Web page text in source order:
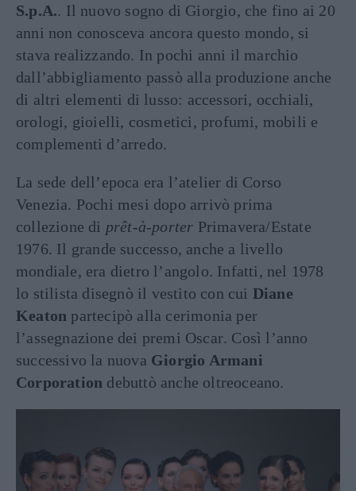
S.p.A.. Il nuovo sogno di Giorgio, che fino ai 20
anni non conosceva ancora questo mondo, si
stava realizzando. In pochi anni il marchio
dall’abbigliamento passò alla produzione anche
di altri elementi di lusso: accessori, occhiali,
orologi, gioielli, cosmetici, profumi, mobili e
complementi d’arredo.
La sede dell’epoca era l’atelier di Corso
Venezia. Pochi mesi dopo arrivò prima
collezione di prêt-à-porter Primavera/Estate
1976. Il grande successo, anche a livello
mondiale, era dietro l’angolo. Infatti, nel 1978
lo stilista disegnò il vestito con cui Diane
Keaton partecipò alla cerimonia per
l’assegnazione dei premi Oscar. Così l’anno
successivo la nuova Giorgio Armani
Corporation debuttò anche oltreoceano.